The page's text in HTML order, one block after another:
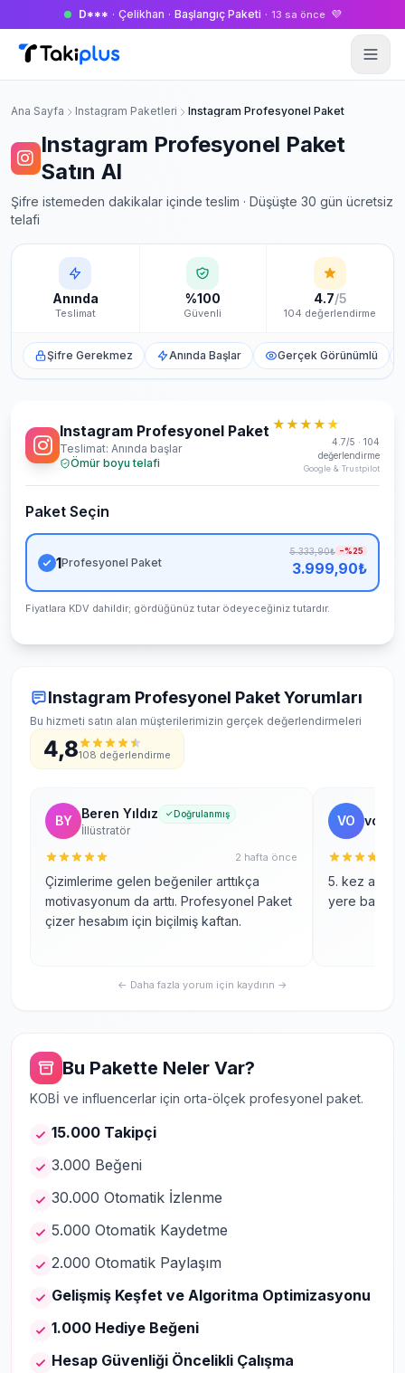
D*** · Çelikhan · Başlangıç Paketi · 13 sa önce 💜
Anasayfa
Ana Sayfa Instagram Paketleri Instagram Profesyonel Paket
Instagram Profesyonel Paket
Satın Al
Şifre istemeden dakikalar içinde teslim · Düşüşte 30 gün ücretsiz
telafi
Anında
Teslimat
%100
Güvenli
4.7/5
104 değerlendirme
Şifre Gerekmez Anında Başlar Gerçek Görünümlü
Instagram Profesyonel Paket
Teslimat: Anında başlar
Ömür boyu telafi
★★★★★
4.7/5 · 104
değerlendirme
Google & Trustpilot
Paket Seçin
1Profesyonel Paket
5.333,90₺ −%25
3.999,90₺
Fiyatlara KDV dahildir; gördüğünüz tutar ödeyeceğiniz tutardır.
Instagram Profesyonel Paket Yorumları
Bu hizmeti satın alan müşterilerimizin gerçek değerlendirmeleri
4,8108 değerlendirme
BY Beren Yıldız Doğrulanmış
İllüstratör
2 hafta önce
Çizimlerime gelen beğeniler arttıkça
motivasyonum da arttı. Profesyonel Paket
çizer hesabım için biçilmiş kaftan.
VO
5. kez
yere
← Daha fazla yorum için kaydırın →
Bu Pakette Neler Var?
KOBİ ve influencerlar için orta-ölçek profesyonel paket.
15.000 Takipçi
3.000 Beğeni
30.000 Otomatik İzlenme
5.000 Otomatik Kaydetme
2.000 Otomatik Paylaşım
Gelişmiş Keşfet ve Algoritma Optimizasyonu
1.000 Hediye Beğeni
Hesap Güvenliği Öncelikli Çalışma
Sohbet Yardım
Hangi ödeme yöntemleri var?
Şifremi vermem gerekiyor mu?
Düşüş olursa telafi var mı?